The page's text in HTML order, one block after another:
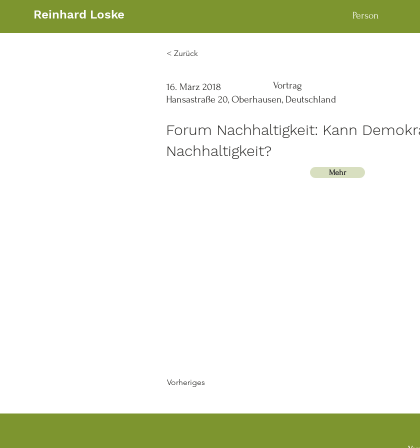
Reinhard Loske Person
< Zurück
16. März 2018
Vortrag
Hansastraße 20, Oberhausen, Deutschland
Forum Nachhaltigkeit: Kann
Nachhaltigkeit?
Mehr
Vorheriges